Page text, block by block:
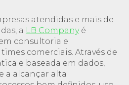
atendidas e mais de
a LB Companyé
consultoria e
comerciais. Através de
e baseada em dados,
a alcançar alta